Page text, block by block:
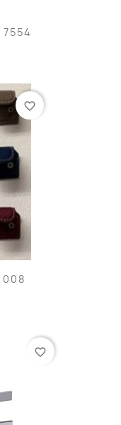
7554
008
favorite_border
favorite_border